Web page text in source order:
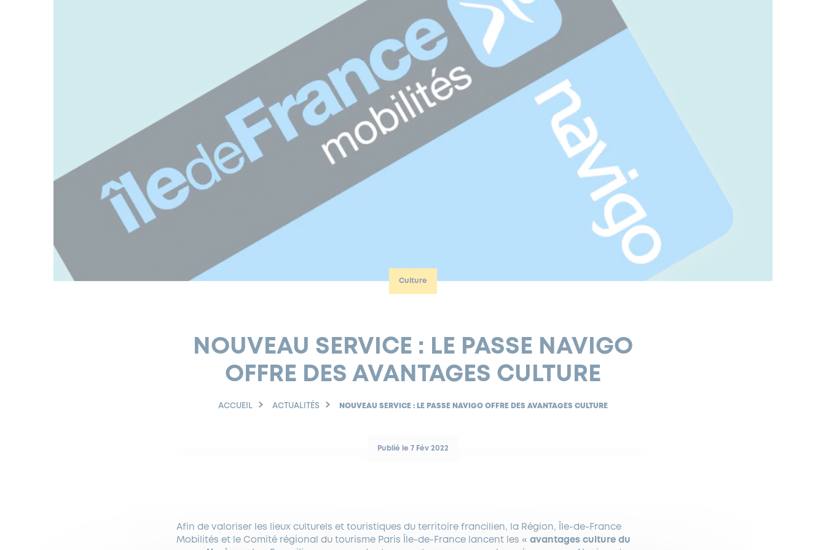
Culture
NOUVEAU SERVICE : LE PASSE NAVIGO
OFFRE DES AVANTAGES CULTURE
ACCUEIL ACTUALITÉS NOUVEAU SERVICE : LE PASSE NAVIGO OFFRE DES AVANTAGES CULTURE
Publié le 7 Fév 2022
Afin de valoriser les lieux culturels et touristiques du territoire francilien, la Région, Île-de-France
Mobilités et le Comité régional du tourisme Paris Île-de-France lancent les « avantages culture du